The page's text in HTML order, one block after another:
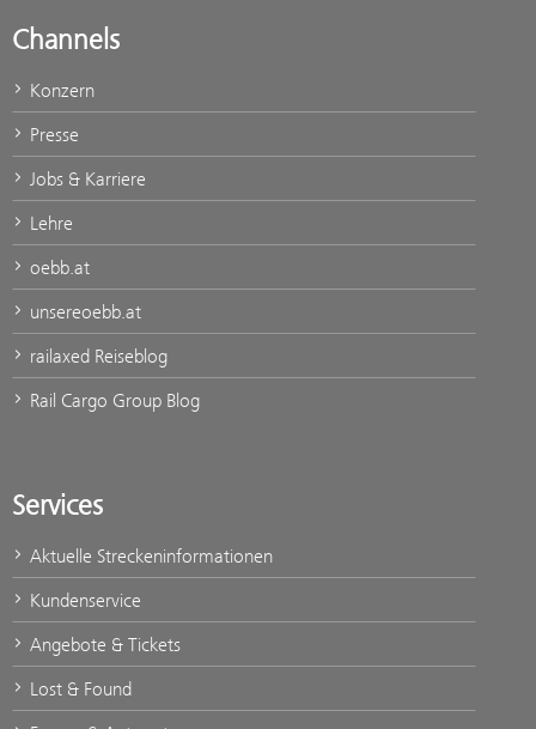
Channels
Konzern
Presse
Jobs & Karriere
Lehre
oebb.at
unsereoebb.at
railaxed Reiseblog
Rail Cargo Group Blog
Services
Aktuelle Streckeninformationen
Kundenservice
Angebote & Tickets
Lost & Found